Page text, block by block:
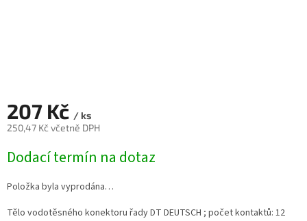
207 Kč / ks
250,47 Kč včetně DPH
cena:
Dodací termín na dotaz
Položka byla vyprodána…
Tělo vodotěsného konektoru řady DT DEUTSCH ; počet kontaktů: 12